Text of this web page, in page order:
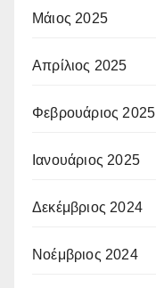
Μάιος 2025
Απρίλιος 2025
Φεβρουάριος 2025
Ιανουάριος 2025
Δεκέμβριος 2024
Νοέμβριος 2024